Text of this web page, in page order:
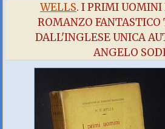
WELLS. I PRIMI
ROMANZO
DALL'INGLESE UNICA
ANGELO